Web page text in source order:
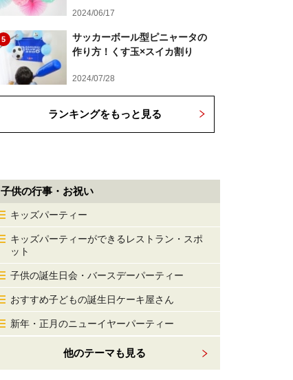
2024/06/17
5
サッカーボール型ピニャータの
作り方！くす玉×スイカ割り
2024/07/28
ランキングをもっと見る
子供の行事・お祝い
キッズパーティー
キッズパーティーができるレストラン・スポ
ット
子供の誕生日会・バースデーパーティー
おすすめ子どもの誕生日ケーキ屋さん
新年・正月のニューイヤーパーティー
他のテーマも見る